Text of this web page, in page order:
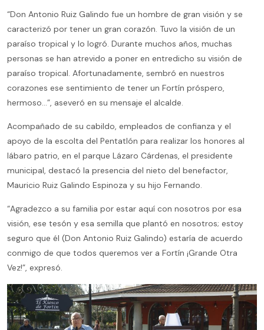
“Don Antonio Ruiz Galindo fue un hombre de gran visión y se
caracterizó por tener un gran corazón. Tuvo la visión de un
paraíso tropical y lo logró. Durante muchos años, muchas
personas se han atrevido a poner en entredicho su visión de
paraíso tropical. Afortunadamente, sembró en nuestros
corazones ese sentimiento de tener un Fortín próspero,
hermoso…”, aseveró en su mensaje el alcalde.
Acompañado de su cabildo, empleados de confianza y el
apoyo de la escolta del Pentatlón para realizar los honores al
lábaro patrio, en el parque Lázaro Cárdenas, el presidente
municipal, destacó la presencia del nieto del benefactor,
Mauricio Ruiz Galindo Espinoza y su hijo Fernando.
“Agradezco a su familia por estar aquí con nosotros por esa
visión, ese tesón y esa semilla que plantó en nosotros; estoy
seguro que él (Don Antonio Ruiz Galindo) estaría de acuerdo
conmigo de que todos queremos ver a Fortín ¡Grande Otra
Vez!”, expresó.